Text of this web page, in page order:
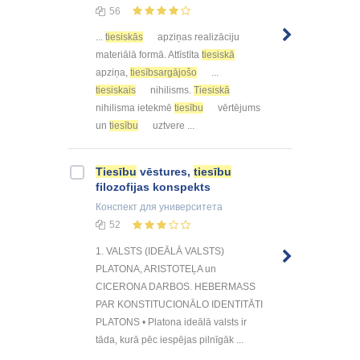
56
... tiesiskās
apziņas realizāciju
materiālā formā. Attīstīta tiesiskā
apziņa, tiesībsargājošo
...
tiesiskais
nihilisms. Tiesiskā
nihilisma ietekmē tiesību
vērtējums
un tiesību uztvere ...
Tiesību vēstures, tiesību
filozofijas konspekts
Конспект для университета
52
1. VALSTS (IDEĀLĀ VALSTS)
PLATONA, ARISTOTEĻA un
CICERONA DARBOS. HEBERMASS
PAR KONSTITUCIONĀLO IDENTITĀTI
PLATONS • Platona ideālā valsts ir
tāda, kurā pēc iespējas pilnīgāk ...